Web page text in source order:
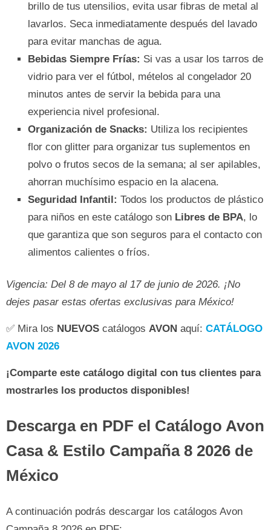
brillo de tus utensilios, evita usar fibras de metal al
lavarlos. Seca inmediatamente después del lavado
para evitar manchas de agua.
Bebidas Siempre Frías: Si vas a usar los tarros de
vidrio para ver el fútbol, mételos al congelador 20
minutos antes de servir la bebida para una
experiencia nivel profesional.
Organización de Snacks: Utiliza los recipientes
flor con glitter para organizar tus suplementos en
polvo o frutos secos de la semana; al ser apilables,
ahorran muchísimo espacio en la alacena.
Seguridad Infantil: Todos los productos de plástico
para niños en este catálogo son Libres de BPA, lo
que garantiza que son seguros para el contacto con
alimentos calientes o fríos.
Vigencia: Del 8 de mayo al 17 de junio de 2026. ¡No
dejes pasar estas ofertas exclusivas para México!
✅ Mira los NUEVOS catálogos AVON aquí: CATÁLOGO
AVON 2026
¡Comparte este catálogo digital con tus clientes para
mostrarles los productos disponibles!
Descarga en PDF el Catálogo Avon
Casa & Estilo Campaña 8 2026 de
México
A continuación podrás descargar los catálogos Avon